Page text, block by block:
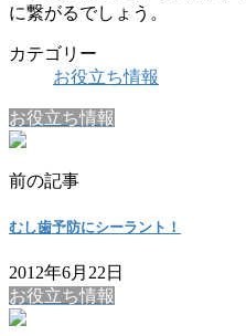
に繋がるでしょう。
カテゴリー
お役立ち情報
お役立ち情報
前の記事
むし歯予防にシーラント！
2012年6月22日
お役立ち情報